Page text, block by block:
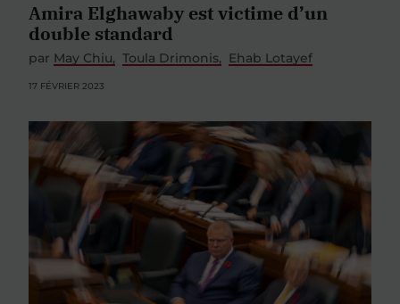
Amira Elghawaby est victime d’un
double standard
par May Chiu Toula Drimonis Ehab Lotayef
17 FÉVRIER 2023